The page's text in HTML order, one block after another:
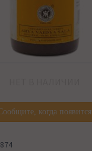
когда появится